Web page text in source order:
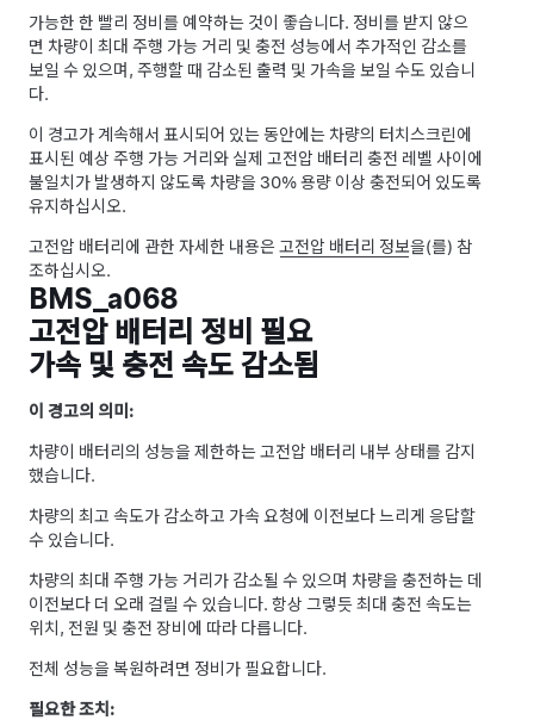
가능한 한 빨리 정비를 예약하는 것이 좋습니다. 정비를 받지 않으
면 차량이 최대 주행 가능 거리 및 충전 성능에서 추가적인 감소를
보일 수 있으며, 주행할 때 감소된 출력 및 가속을 보일 수도 있습니
다.
이 경고가 계속해서 표시되어 있는 동안에는 차량의 터치스크린에
표시된 예상 주행 가능 거리와 실제 고전압 배터리 충전 레벨 사이에
불일치가 발생하지 않도록 차량을 30% 용량 이상 충전되어 있도록
유지하십시오.
고전압 배터리에 관한 자세한 내용은고전압 배터리 정보을(를) 참
조하십시오.
BMS_a068
고전압 배터리 정비 필요
가속 및 충전 속도 감소됨
이 경고의 의미:
차량이 배터리의 성능을 제한하는 고전압 배터리 내부 상태를 감지
했습니다.
차량의 최고 속도가 감소하고 가속 요청에 이전보다 느리게 응답할
수 있습니다.
차량의 최대 주행 가능 거리가 감소될 수 있으며 차량을 충전하는 데
이전보다 더 오래 걸릴 수 있습니다. 항상 그렇듯 최대 충전 속도는
위치, 전원 및 충전 장비에 따라 다릅니다.
전체 성능을 복원하려면 정비가 필요합니다.
필요한 조치: